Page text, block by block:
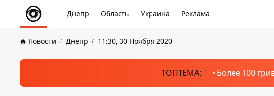
Днепр Область Украина Реклама
Новости Днепр 11:30, 30 Ноября 2020
ТОПТЕМА: Более 100